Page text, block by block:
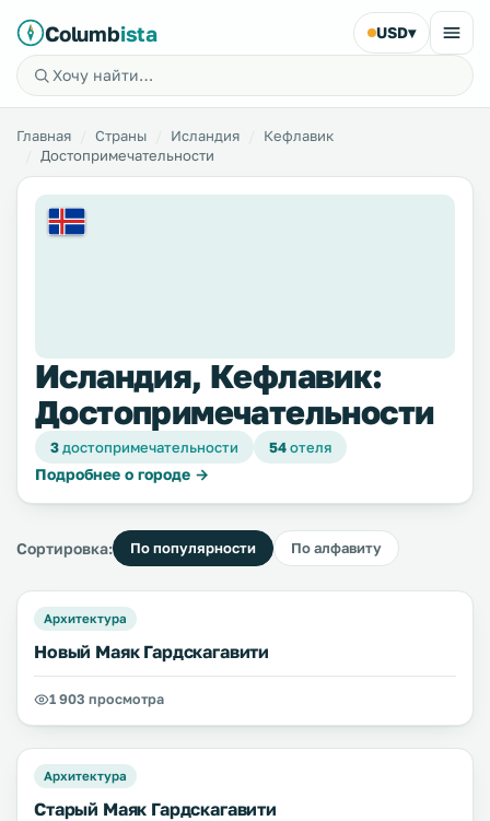
Columbista USD▾
Главная Страны Исландия
Кефлавик
Достопримечательности
Исландия, Кефлавик:
Достопримечательности
3достопримечательности 54отеля
Подробнее о городе →
Сортировка: По популярности По алфавиту
Архитектура
Новый Маяк Гардскагавити
1 903 просмотра
Архитектура
Старый Маяк Гардскагавити